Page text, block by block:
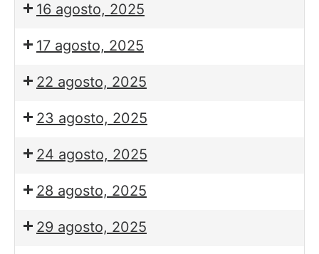
16 agosto, 2025
17 agosto, 2025
22 agosto, 2025
23 agosto, 2025
24 agosto, 2025
28 agosto, 2025
29 agosto, 2025